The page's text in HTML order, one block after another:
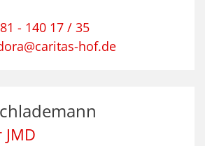
- 140 17 / 35
hof.de